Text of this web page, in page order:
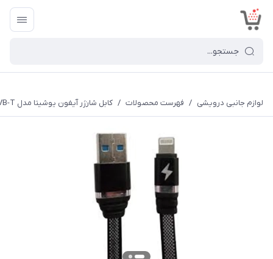
لوازم جانبی درویشی / فهرست محصولات / کابل شارژر آیفون یوشیتا مدل DVB-T طول 20 سانتی متر